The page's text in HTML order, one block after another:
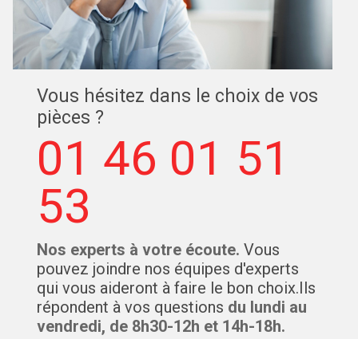
Vous hésitez dans le choix de vos
pièces ?
01 46 01 51
53
Nos experts à votre écoute. Vous
pouvez joindre nos équipes d'experts
qui vous aideront à faire le bon choix.Ils
répondent à vos questions du lundi au
vendredi, de 8h30-12h et 14h-18h.